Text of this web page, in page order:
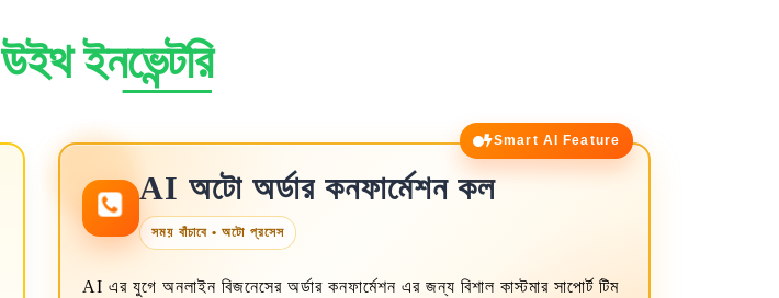
উইথ ইনভেন্টরি
Smart AI Feature
AI অটো অর্ডার কনফার্মেশন কল
সময় বাঁচাবে • অটো প্রসেস
AI এর যুগে অনলাইন বিজনেসের অর্ডার কনফার্মেশন এর জন্য বিশাল কাস্টমার সাপোর্ট টিম